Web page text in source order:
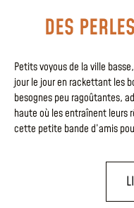
DES
Petits voyous de la ville
jour le jour en rackettant les
besognes peu ragoûtantes,
haute où les entraînent leurs
cette petite bande d’amis